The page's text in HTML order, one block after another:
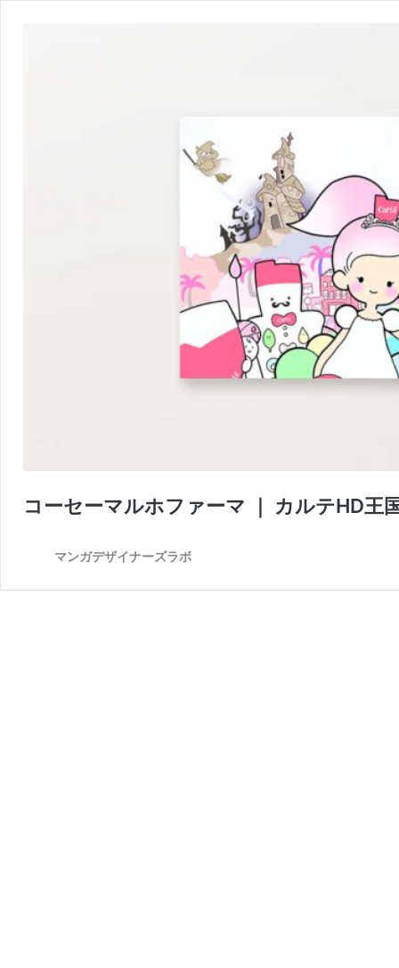
コーセーマルホファーマ ｜ カルテHD王
マンガデザイナーズラボ